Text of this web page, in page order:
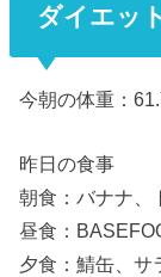
ダイエッ
今朝の体重：
昨日の食事
朝食：バナナ、
昼食：
夕食：鯖缶、サ